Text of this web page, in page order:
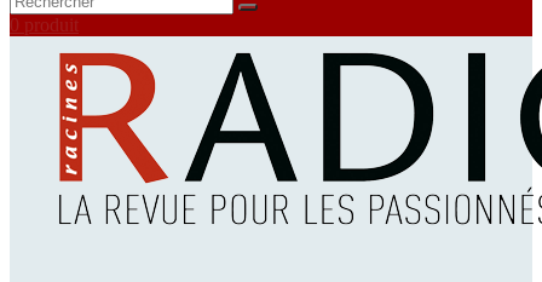
0 produit